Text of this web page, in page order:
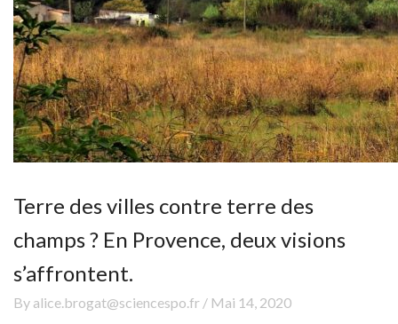
Terre des villes contre terre des
champs ? En Provence, deux visions
s’affrontent.
By alice.brogat@sciencespo.fr / Mai 14, 2020